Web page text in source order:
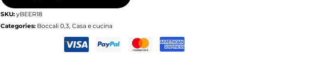
SKU: yBEER18
Categories: Boccali 0,3, Casa e cucina